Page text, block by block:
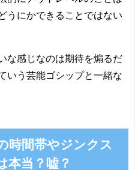
うにかできることではない
な感じなのは期待を煽るだ
いう芸能ゴシップと一緒な
時間帯やジンクス
本当？嘘？